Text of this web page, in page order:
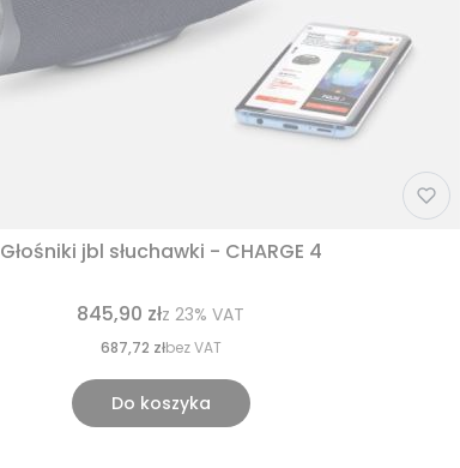
Głośniki jbl słuchawki - CHARGE 4
845,90 złz 23% VAT
687,72 złbez VAT
Do koszyka